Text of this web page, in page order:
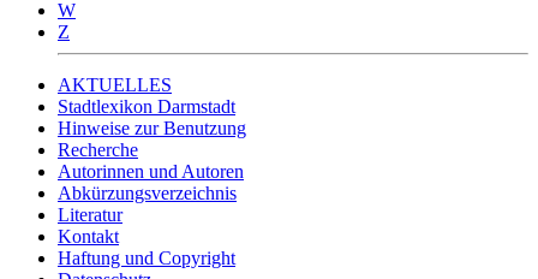
W
Z
AKTUELLES
Stadtlexikon Darmstadt
Hinweise zur Benutzung
Recherche
Autorinnen und Autoren
Abkürzungsverzeichnis
Literatur
Kontakt
Haftung und Copyright